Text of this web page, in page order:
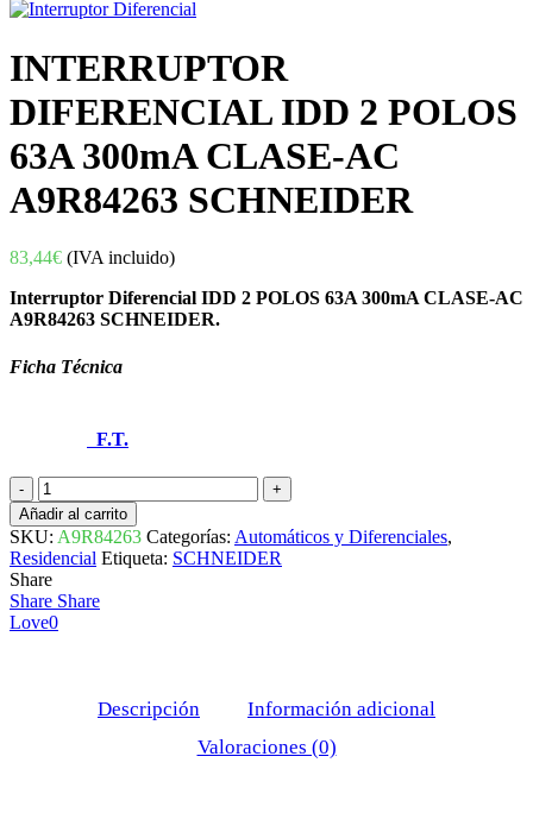
INTERRUPTOR
DIFERENCIAL IDD 2 POLOS
63A 300mA CLASE-AC
A9R84263 SCHNEIDER
83,44€ (IVA incluido)
Interruptor Diferencial IDD 2 POLOS 63A 300mA CLASE-AC
A9R84263 SCHNEIDER.
Ficha Técnica
F.T.
INTERRUPTOR
DIFERENCIAL
IDD
2
POLOS
63A
300mA
CLASE-
SCHNEIDER
cantidad
Añadir al carrito
SKU: A9R84263 Categorías: Automáticos y Diferenciales,
Residencial Etiqueta: SCHNEIDER
Share
Share Share
Love0
Descripción
Información adicional
Valoraciones (0)